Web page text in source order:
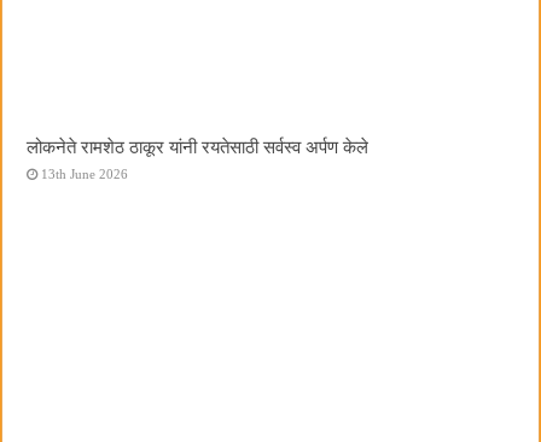
लोकनेते रामशेठ ठाकूर यांनी रयतेसाठी सर्वस्व अर्पण केले
13th June 2026